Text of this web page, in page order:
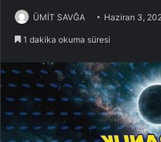
ÜMİT SAVĞA Haziran 3,
1 dakika okuma süresi